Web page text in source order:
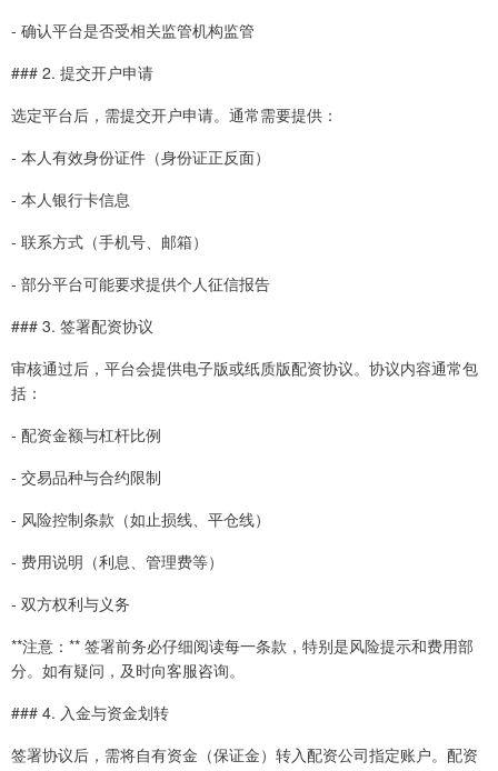
- 确认平台是否受相关监管机构监管
### 2. 提交开户申请
选定平台后，需提交开户申请。通常需要提供：
- 本人有效身份证件（身份证正反面）
- 本人银行卡信息
- 联系方式（手机号、邮箱）
- 部分平台可能要求提供个人征信报告
### 3. 签署配资协议
审核通过后，平台会提供电子版或纸质版配资协议。协议内容通常包
括：
- 配资金额与杠杆比例
- 交易品种与合约限制
- 风险控制条款（如止损线、平仓线）
- 费用说明（利息、管理费等）
- 双方权利与义务
**注意：** 签署前务必仔细阅读每一条款，特别是风险提示和费用部
分。如有疑问，及时向客服咨询。
### 4. 入金与资金划转
签署协议后，需将自有资金（保证金）转入配资公司指定账户。配资